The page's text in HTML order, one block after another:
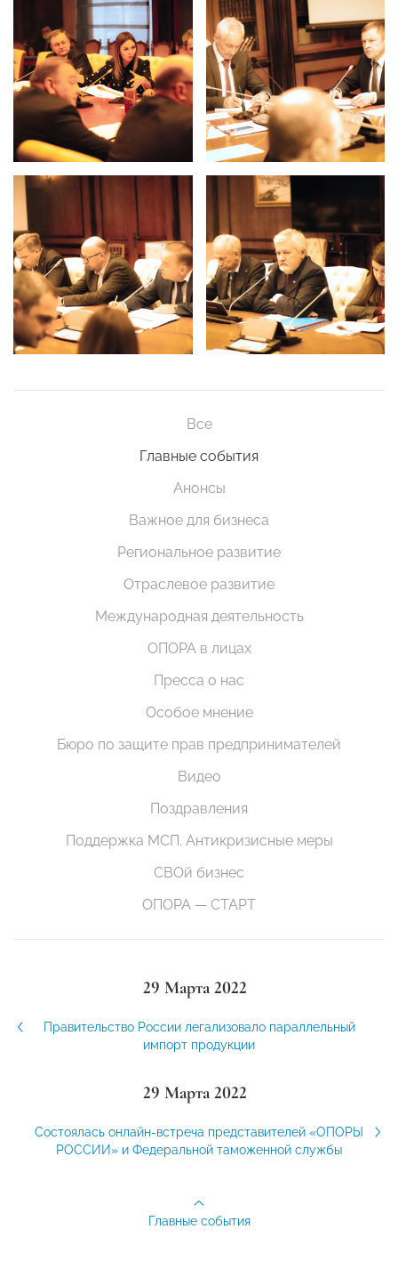
Все
Главные события
Анонсы
Важное для бизнеса
Региональное развитие
Отраслевое развитие
Международная деятельность
ОПОРА в лицах
Пресса о нас
Особое мнение
Бюро по защите прав предпринимателей
Видео
Поздравления
Поддержка МСП. Антикризисные меры
СВОй бизнес
ОПОРА — СТАРТ
29 Марта 2022
Правительство России легализовало параллельный
импорт продукции
29 Марта 2022
Состоялась онлайн-встреча представителей «ОПОРЫ
РОССИИ» и Федеральной таможенной службы
Главные события